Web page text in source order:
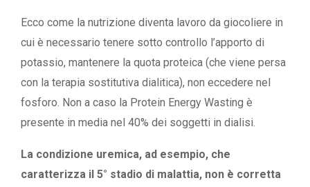
Ecco come la nutrizione diventa lavoro da giocoliere in
cui è necessario tenere sotto controllo l’apporto di
potassio, mantenere la quota proteica (che viene persa
con la terapia sostitutiva dialitica), non eccedere nel
fosforo. Non a caso la Protein Energy Wasting è
presente in media nel 40% dei soggetti in dialisi.
La condizione uremica, ad esempio, che
caratterizza il 5° stadio di malattia, non è corretta